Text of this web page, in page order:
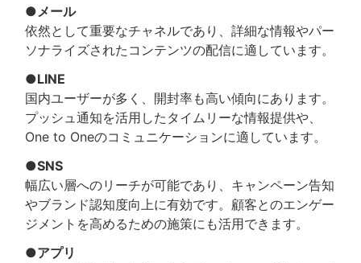
●メール
依然として重要なチャネルであり、詳細な情報やパー
ソナライズされたコンテンツの配信に適しています。
●LINE
国内ユーザーが多く、開封率も高い傾向にあります。
プッシュ通知を活用したタイムリーな情報提供や、
One to Oneのコミュニケーションに適しています。
●SNS
幅広い層へのリーチが可能であり、キャンペーン告知
やブランド認知度向上に有効です。顧客とのエンゲー
ジメントを高めるための施策にも活用できます。
●アプリ